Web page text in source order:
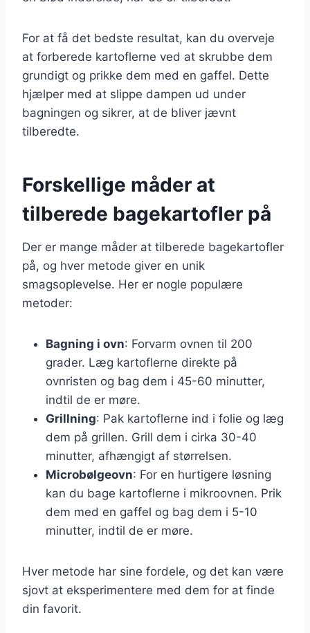
For at få det bedste resultat, kan du overveje
at forberede kartoflerne ved at skrubbe dem
grundigt og prikke dem med en gaffel. Dette
hjælper med at slippe dampen ud under
bagningen og sikrer, at de bliver jævnt
tilberedte.
Forskellige måder at
tilberede bagekartofler på
Der er mange måder at tilberede bagekartofler
på, og hver metode giver en unik
smagsoplevelse. Her er nogle populære
metoder:
Bagning i ovn: Forvarm ovnen til 200
grader. Læg kartoflerne direkte på
ovnristen og bag dem i 45-60 minutter,
indtil de er møre.
Grillning: Pak kartoflerne ind i folie og læg
dem på grillen. Grill dem i cirka 30-40
minutter, afhængigt af størrelsen.
Microbølgeovn: For en hurtigere løsning
kan du bage kartoflerne i mikroovnen. Prik
dem med en gaffel og bag dem i 5-10
minutter, indtil de er møre.
Hver metode har sine fordele, og det kan være
sjovt at eksperimentere med dem for at finde
din favorit.